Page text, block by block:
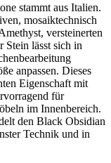
stammt aus Italien.
mosaiktechnisch
versteinerten
Stein lässt sich in
anpassen. Dieses
Eigenschaft mit
für
im Innenbereich.
den Black Obsidian
Technik und in